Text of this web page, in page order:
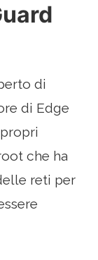
di
di Edge
che ha
reti per